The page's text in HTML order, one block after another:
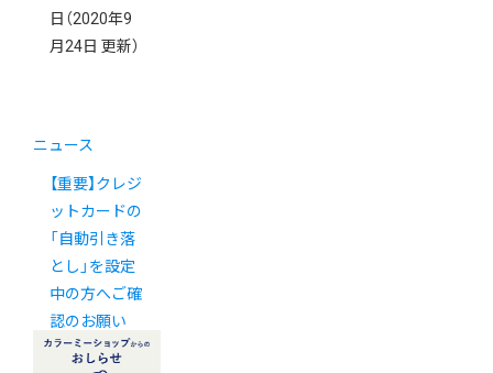
日 （2020年9
月24日 更新）
ニュース
【重要】クレジ
ットカードの
「自動引き落
とし」を設定
中の方へご確
認のお願い